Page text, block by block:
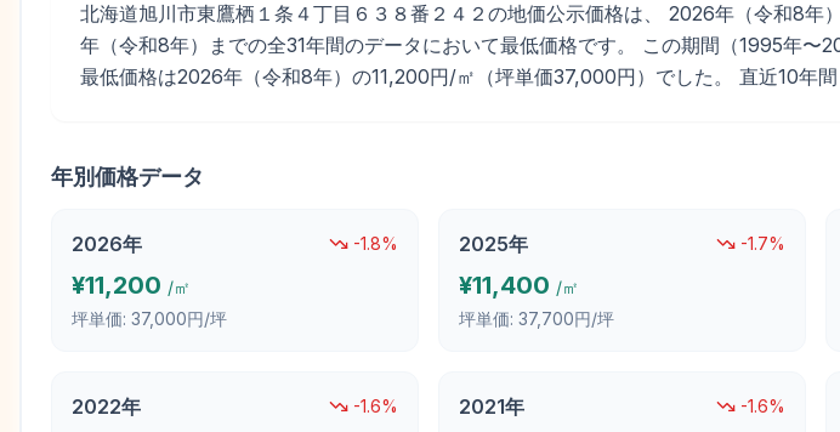
北海道旭川市東鷹栖１条４丁目６３８番２４２の地価公示価格は、 2026年（令和8
年（令和8年）までの全31年間のデータにおいて最低価格です。 この期間（1995年
最低価格は2026年（令和8年）の11,200円/㎡（坪単価37,000円）でした。 直近10年
年別価格データ
2026年 -1.8%
¥11,200 /㎡
坪単価: 37,000円/坪
2025年 -1.7%
¥11,400 /㎡
坪単価: 37,700円/坪
2022年 -1.6% 2021年 -1.6%